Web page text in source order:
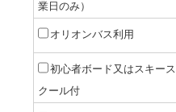
業日のみ）
オリオンバス利用
初心者ボード又はスキース
クール付